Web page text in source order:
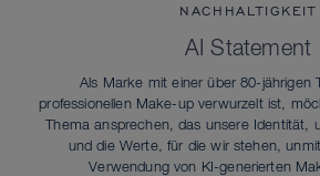
NACHHALTIGKEIT
AI Statement
Als Marke mit einer über 80-jährigen
professionellen Make-up verwurzelt ist,
Thema ansprechen, das unsere Identität,
und die Werte, für die wir stehen,
Verwendung von KI-generierten